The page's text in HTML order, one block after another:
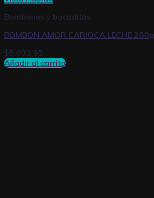
Bombones y bocaditos
BOMBON AMOR CARIOCA LECHE 200g
$5.033,95
Añadir al carrito